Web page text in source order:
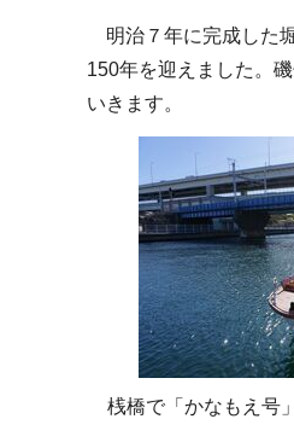
明治７年に完成した
150年を迎えました。
いきます。
桟橋で「かなもえ号